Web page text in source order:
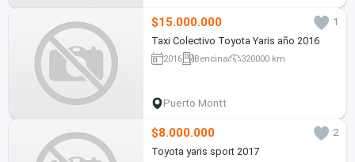
$15.000.000
1
Taxi Colectivo Toyota Yaris año 2016
2016 Bencina 320000 km
Puerto Montt
$8.000.000
2
Toyota yaris sport 2017